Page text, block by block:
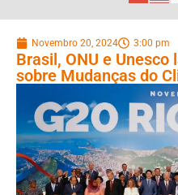
Novembro 20, 2024 3:00 pm
Brasil, ONU e
sobre Mudanças do